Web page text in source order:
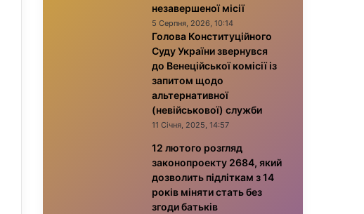
незавершеної місії
5 Серпня, 2026, 10:14
Голова Конституційного
Суду України звернувся
до Венеційської комісії із
запитом щодо
альтернативної
(невійськової) служби
11 Січня, 2025, 14:57
12 лютого розгляд
законопроекту 2684, який
дозволить підліткам з 14
років міняти стать без
згоди батьків